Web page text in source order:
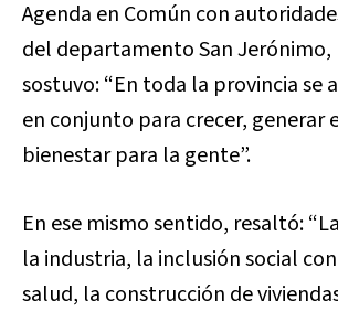
Agenda en Común con
del departamento San Jerónimo,
sostuvo:“En toda la provincia se
en conjunto para crecer, generar
bienestar para la gente”.
En ese mismo sentido, resaltó:
la industria, la inclusión social
salud, la construcción de